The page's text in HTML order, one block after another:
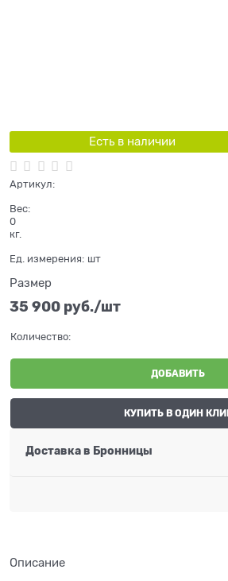
Есть в наличии
Артикул:
Вес:
0
кг.
Ед. измерения: шт
Размер
35 900 руб./шт
Количество:
ДОБАВИТЬ
КУПИТЬ В ОДИН
Доставка в Бронницы
Описание